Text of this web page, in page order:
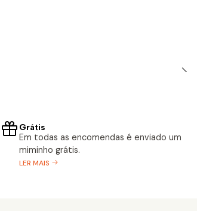
Grátis
Em todas as encomendas é enviado um
miminho grátis.
LER MAIS